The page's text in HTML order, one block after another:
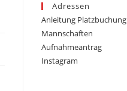
Adressen
Anleitung Platzbuchung
Mannschaften
Aufnahmeantrag
Instagram